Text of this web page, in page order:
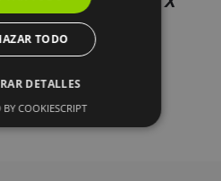
/ 100CM
9.95€
TODO
DETALLES
BY COOKIESCRIPT